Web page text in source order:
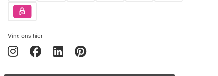
Vind ons hier